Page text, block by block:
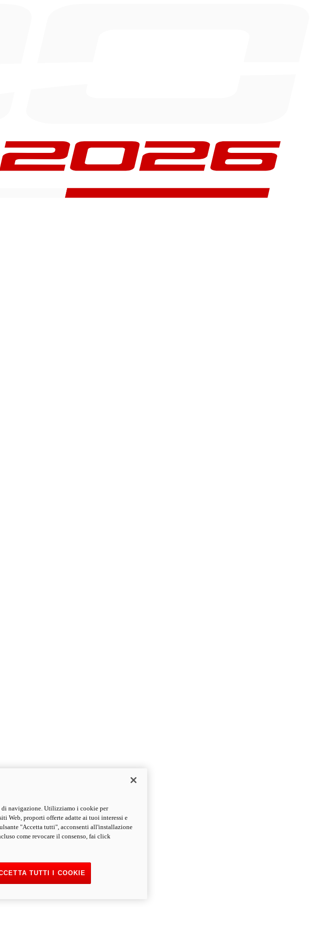
di navigazione. Utilizziamo i cookie per
Web, proporti offerte adatte ai tuoi interessi e
"Accetta tutti", acconsenti all'installazione
come revocare il consenso, fai click
TUTTI I COOKIE